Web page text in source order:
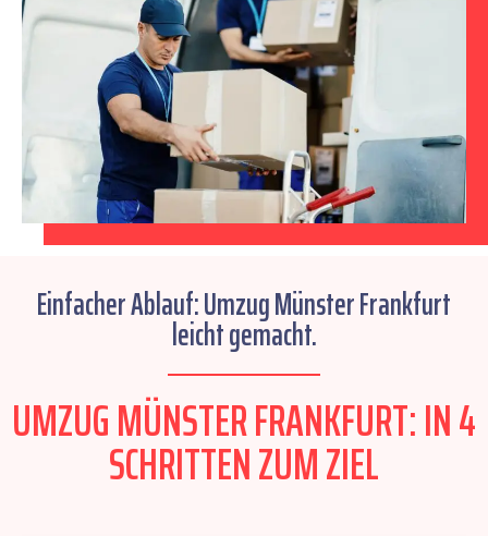
Einfacher Ablauf: Umzug Münster Frankfurt
leicht gemacht.
UMZUG MÜNSTER FRANKFURT: IN 4
SCHRITTEN ZUM ZIEL